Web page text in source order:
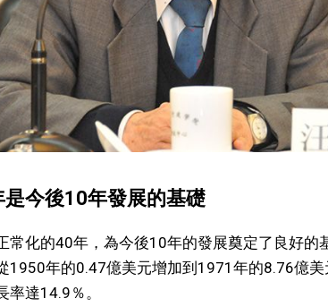
今後10年發展的基礎
常化的40年，為今後10年的發展奠定了良好的
1950年的0.47億美元增加到1971年的8.76億
率達14.9％。